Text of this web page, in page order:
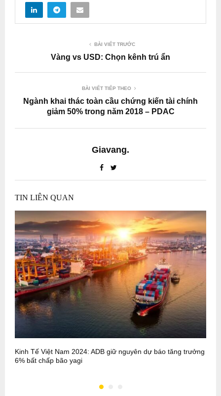
BÀI VIẾT TRƯỚC
Vàng vs USD: Chọn kênh trú ẩn
BÀI VIẾT TIẾP THEO
Ngành khai thác toàn cầu chứng kiến ​​tài chính
giảm 50% trong năm 2018 – PDAC
Giavang.
TIN LIÊN QUAN
Kinh Tế Việt Nam 2024: ADB giữ nguyên dự báo tăng trưởng
6% bất chấp bão yagi